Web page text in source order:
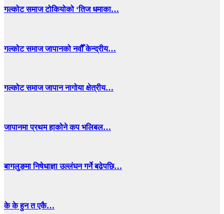
गल्कोट समाज टोकियोको ‘तिज धमाका…
गल्कोट समाज जापानको नवौँ केन्द्रीय…
गल्कोट समाज जापान नागोया क्षेत्रीय…
जापानमा प्रथम हाकोने कप भलिबल…
बागलुङमा निषेधाज्ञा उल्लंघन गर्ने बढेपछि…
के के हुन त एकै…